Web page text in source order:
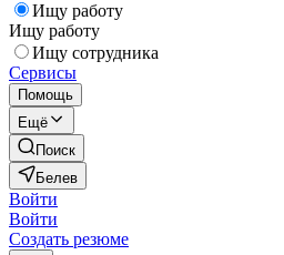
Ищу работу
Ищу работу
Ищу сотрудника
Сервисы
Помощь
Ещё
Поиск
Белев
Войти
Войти
Создать резюме